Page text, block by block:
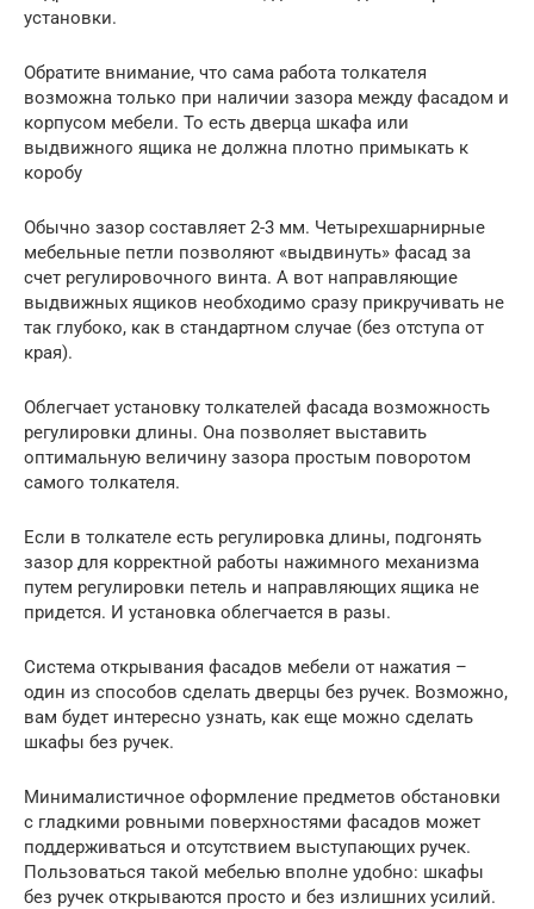
установки.
Обратите внимание, что сама работа толкателя
возможна только при наличии зазора между фасадом и
корпусом мебели. То есть дверца шкафа или
выдвижного ящика не должна плотно примыкать к
коробу
Обычно зазор составляет 2-3 мм. Четырехшарнирные
мебельные петли позволяют «выдвинуть» фасад за
счет регулировочного винта. А вот направляющие
выдвижных ящиков необходимо сразу прикручивать не
так глубоко, как в стандартном случае (без отступа от
края).
Облегчает установку толкателей фасада возможность
регулировки длины. Она позволяет выставить
оптимальную величину зазора простым поворотом
самого толкателя.
Если в толкателе есть регулировка длины, подгонять
зазор для корректной работы нажимного механизма
путем регулировки петель и направляющих ящика не
придется. И установка облегчается в разы.
Система открывания фасадов мебели от нажатия –
один из способов сделать дверцы без ручек. Возможно,
вам будет интересно узнать, как еще можно сделать
шкафы без ручек.
Минималистичное оформление предметов обстановки
с гладкими ровными поверхностями фасадов может
поддерживаться и отсутствием выступающих ручек.
Пользоваться такой мебелью вполне удобно: шкафы
без ручек открываются просто и без излишних усилий.